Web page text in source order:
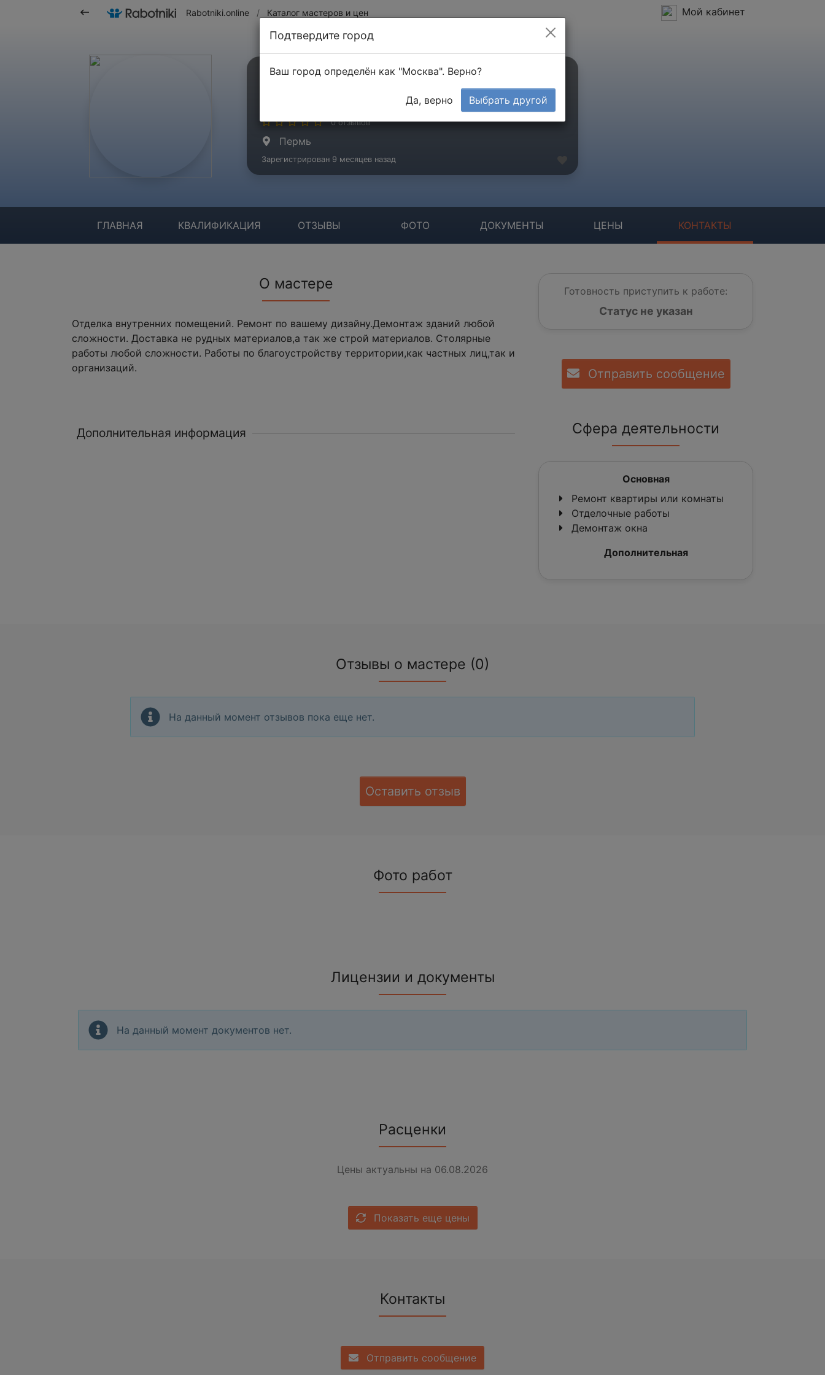
Rabotniki.online / Каталог мастеров и цен Мой кабинет
Мега
0 отзывов
Пермь
Зарегистрирован 9 месяцев назад
ГЛАВНАЯ КВАЛИФИКАЦИЯ ОТЗЫВЫ ФОТО ДОКУМЕНТЫ ЦЕНЫ КОНТАКТЫ
О мастере
Отделка внутренних помещений. Ремонт по вашему дизайну.Демонтаж зданий любой
сложности. Доставка не рудных материалов,а так же строй материалов. Столярные
работы любой сложности. Работы по благоустройству территории,как частных лиц,так и
организаций.
Дополнительная информация
Готовность приступить к работе:
Статус не указан
Отправить сообщение
Сфера деятельности
Основная
Ремонт квартиры или комнаты
Отделочные работы
Демонтаж окна
Дополнительная
Отзывы о мастере (0)
На данный момент отзывов пока еще нет.
Оставить отзыв
Фото работ
Лицензии и документы
На данный момент документов нет.
Расценки
Цены актуальны на 06.08.2026
Показать еще цены
Контакты
Отправить сообщение
Подтвердите город
Ваш город определён как "Москва". Верно?
Да, верно Выбрать другой